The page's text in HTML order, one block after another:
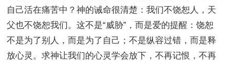
自己活在痛苦中？神的诫命很清楚：我们不饶恕人，天
父也不饶恕我们。这不是“威胁”，而是爱的提醒：饶恕
不是为了别人，而是为了自己；不是纵容过错，而是释
放心灵。求神让我们的心灵学会放下，不再记恨，不再